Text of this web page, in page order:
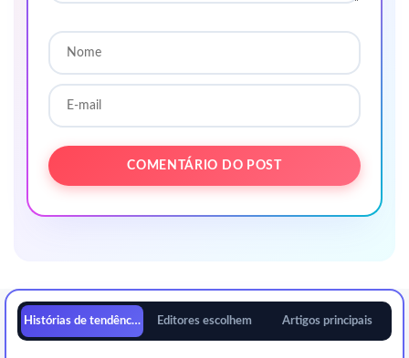
Histórias de tendências Editores escolhem Artigos principais